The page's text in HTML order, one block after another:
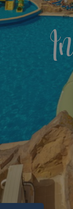
délais
TÉLÉPHONE
HEURE